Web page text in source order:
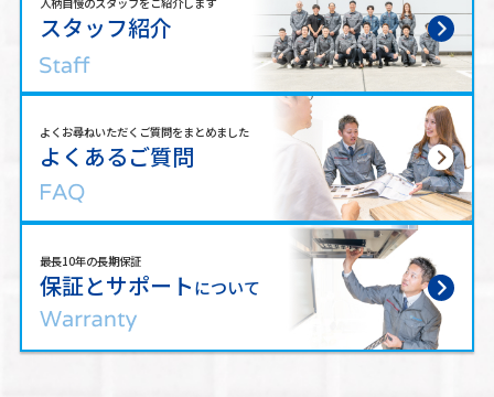
スタッフ紹介
よくお尋ねいただくご質問をまとめました
よくあるご質問
最長10年の長期保証
保証とサポートについて